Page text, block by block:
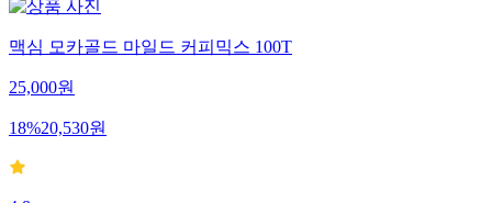
맥심 모카골드 마일드 커피믹스 100T
25,000원
18%20,530원